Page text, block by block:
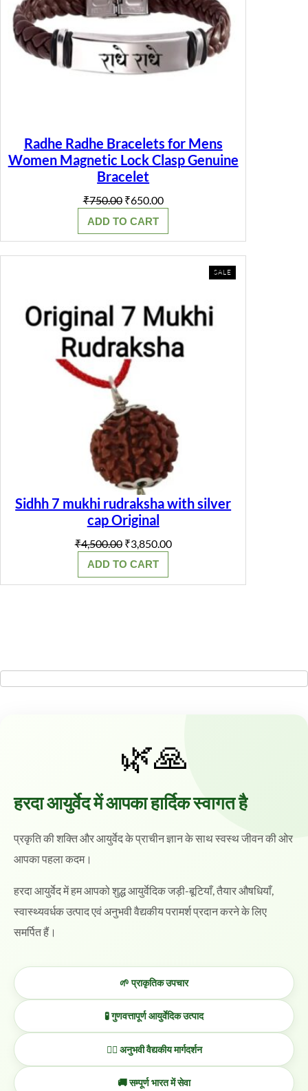
Radhe Radhe Bracelets for Mens
Women Magnetic Lock Clasp Genuine
Bracelet
₹750.00 Original
price
was:
₹750.00.
₹650.00Current
price
₹650.00.
ADD TO CART
SALEPRODUCT
ON
Sidhh 7 mukhi rudraksha with silver
cap Original
₹4,500.00 Original
price
was:
₹4,500.00.
₹3,850.00Current
ADD TO CART
🌿🙏
हरदा आयुर्वेद में आपका हार्दिक स्वागत है
प्रकृति की शक्ति और आयुर्वेद के प्राचीन ज्ञान के साथ स्वस्थ जीवन की ओर
आपका पहला कदम।
हरदा आयुर्वेद में हम आपको शुद्ध आयुर्वेदिक जड़ी-बूटियाँ, तैयार औषधियाँ,
स्वास्थ्यवर्धक उत्पाद एवं अनुभवी वैद्यकीय परामर्श प्रदान करने के लिए
समर्पित हैं।
🌱 प्राकृतिक उपचार
🧪 गुणवत्तापूर्ण आयुर्वेदिक उत्पाद
👨‍⚕️ अनुभवी वैद्यकीय मार्गदर्शन
🚚 सम्पूर्ण भारत में सेवा